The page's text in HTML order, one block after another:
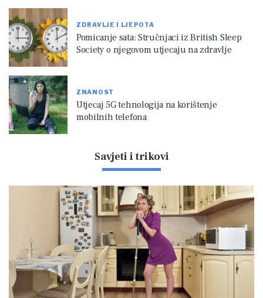
ZDRAVLJE I LJEPOTA
Pomicanje sata: Stručnjaci iz British Sleep
Society o njegovom utjecaju na zdravlje
ZNANOST
Utjecaj 5G tehnologija na korištenje
mobilnih telefona
Savjeti i trikovi